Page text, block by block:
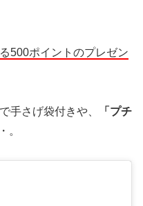
500ポイントのプレゼン
で手さげ袋付きや、
「プチ
。